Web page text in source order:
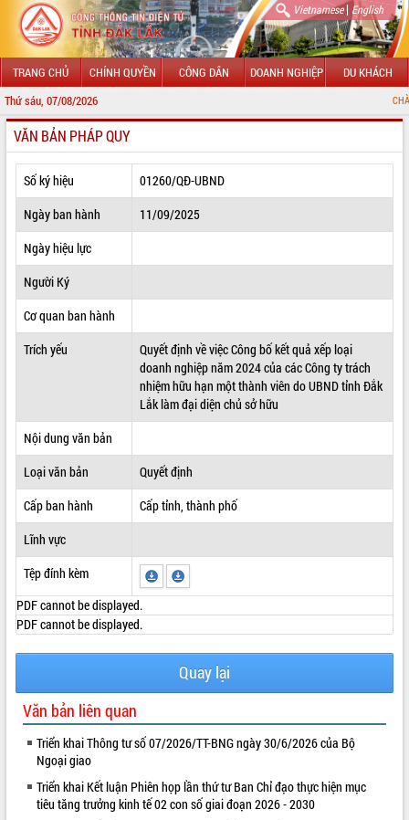
Vietnamese| English
TRANG CHỦ CHÍNH QUYỀN CÔNG DÂN DOANH NGHIỆP DU KHÁCH
Thứ sáu, 07/08/2026 CHÀO MỪNG
GIỚI THIỆU
LÃNH ĐẠO UBND TỈNH
TIN TỨC SỰ KIỆN
SỞ, BAN, NGÀNH
UBND CÁC XÃ, PHƯỜNG
THÔNG TIN CHỈ ĐẠO ĐIỀU HÀNH
HỆ THỐNG VĂN BẢN
ĐIỂM TIN VĂN BẢN
QUY HOẠCH - KẾ HOẠCH
VĂN BẢN PHÁP QUY
Số ký hiệu
01260/QĐ-UBND
Ngày ban hành
11/09/2025
Ngày hiệu lực
Người Ký
Cơ quan ban hành
Trích yếu
Quyết định về việc Công bố kết quả xếp loại
doanh nghiệp năm 2024 của các Công ty trách
nhiệm hữu hạn một thành viên do UBND tỉnh Đắk
Lắk làm đại diện chủ sở hữu
Nội dung văn bản
Loại văn bản
Quyết định
Cấp ban hành
Cấp tỉnh, thành phố
Lĩnh vực
Tệp đính kèm
PDF cannot be displayed.
PDF cannot be displayed.
Quay lại
Văn bản liên quan
Triển khai Thông tư số 07/2026/TT-BNG ngày 30/6/2026 của Bộ
Ngoại giao
Triển khai Kết luận Phiên họp lần thứ tư Ban Chỉ đạo thực hiện mục
tiêu tăng trưởng kinh tế 02 con số giai đoạn 2026 - 2030